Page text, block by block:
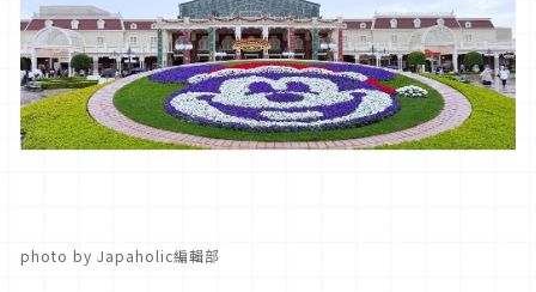
photo by Japaholic編輯部